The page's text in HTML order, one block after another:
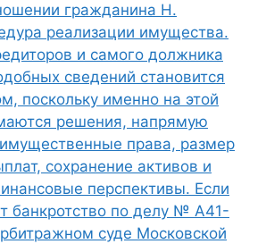
гражданина Н.
реализации имущества.
и самого должника
сведений становится
поскольку именно на этой
решения, напрямую
права, размер
сохранение активов и
перспективы. Если
банкротство по делу № А41-
суде Московской